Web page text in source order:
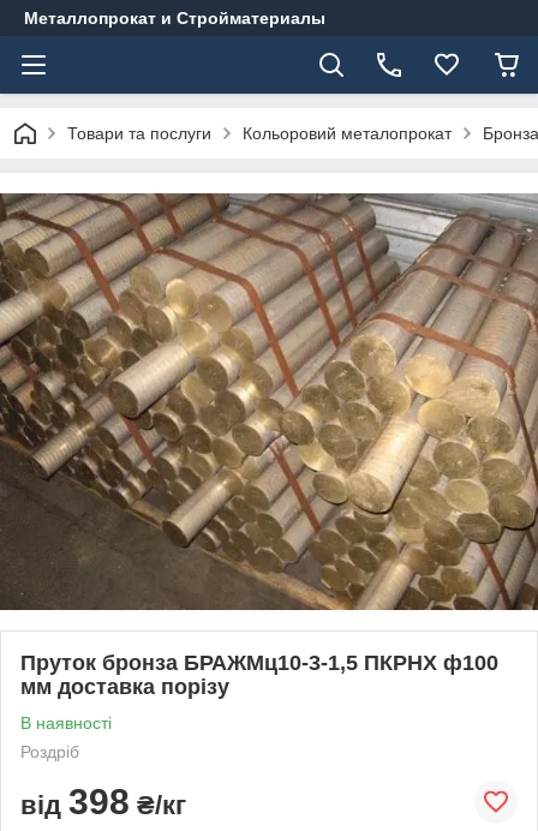
Металлопрокат и Стройматериалы
Товари та послуги Кольоровий металопрокат Бронза
Пруток бронза БРАЖМц10-3-1,5 ПКРНХ ф100
мм доставка порізу
В наявності
Роздріб
від 398 ₴/кг